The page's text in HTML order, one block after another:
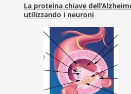
La proteina chiave
utilizzando i neuroni